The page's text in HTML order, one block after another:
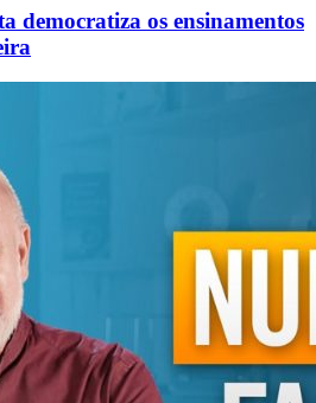
democratiza os ensinamentos